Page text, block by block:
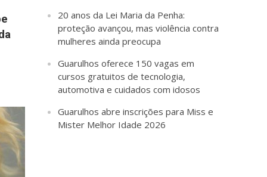
20 anos da Lei Maria da Penha:
proteção avançou, mas violência contra
mulheres ainda preocupa
Guarulhos oferece 150 vagas em
cursos gratuitos de tecnologia,
automotiva e cuidados com idosos
Guarulhos abre inscrições para Miss e
Mister Melhor Idade 2026